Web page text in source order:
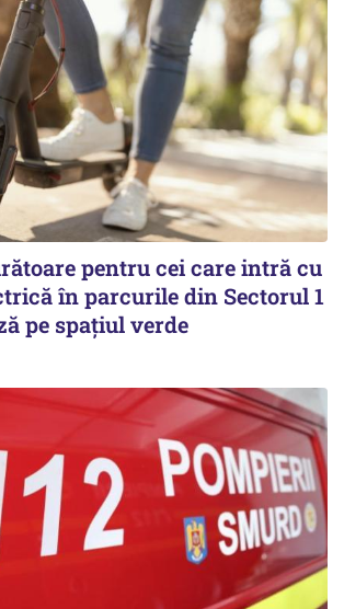
pentru cei care intră cu
în parcurile din Sectorul 1
pe spațiul verde